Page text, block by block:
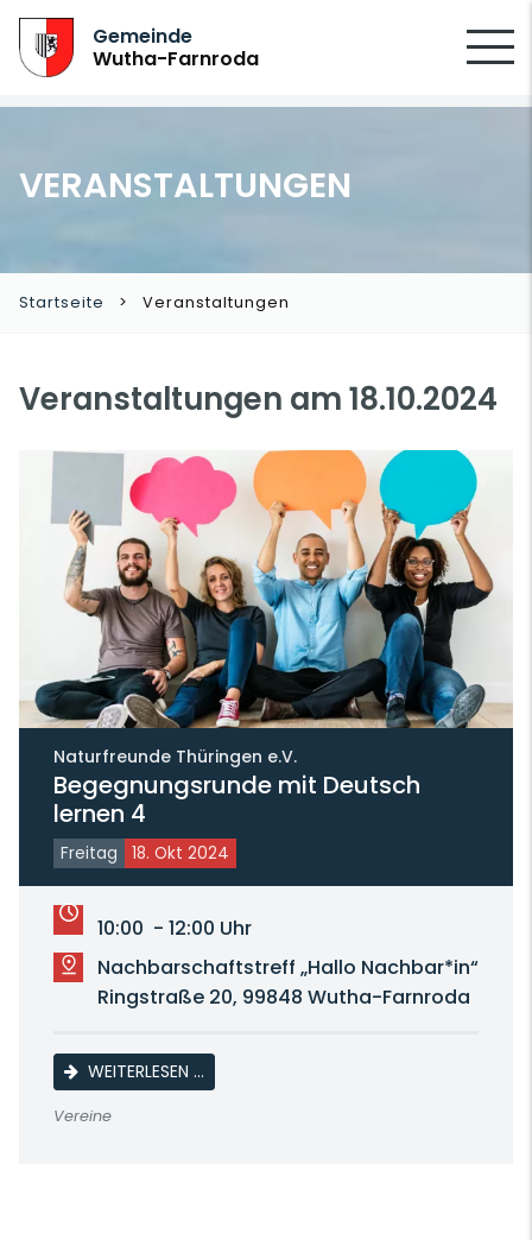
Gemeinde
Wutha-Farnroda
VERANSTALTUNGEN
Startseite Veranstaltungen
Veranstaltungen am 18.10.2024
Naturfreunde Thüringen e.V.
Begegnungsrunde mit Deutsch
lernen 4
Freitag 18. Okt 2024
10:00 - 12:00 Uhr
Nachbarschaftstreff „Hallo Nachbar*in“
Ringstraße 20, 99848 Wutha-Farnroda
WEITERLESEN …BEGEGNUNGSRUNDE MIT DEUTSCH
Vereine